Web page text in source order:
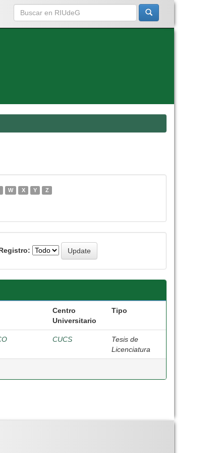
W X Y Z
Centro
Universitario
Tipo
CUCS
Tesis de
Licenciatura